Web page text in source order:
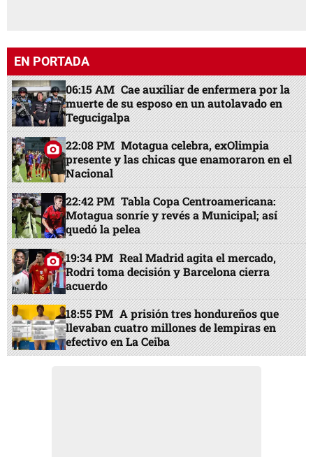
EN PORTADA
06:15 AM Cae auxiliar de enfermera por la
muerte de su esposo en un autolavado en
Tegucigalpa
22:08 PM Motagua celebra, exOlimpia
presente y las chicas que enamoraron en el
Nacional
22:42 PM Tabla Copa Centroamericana:
Motagua sonríe y revés a Municipal; así
quedó la pelea
19:34 PM Real Madrid agita el mercado,
Rodri toma decisión y Barcelona cierra
acuerdo
18:55 PM A prisión tres hondureños que
llevaban cuatro millones de lempiras en
efectivo en La Ceiba